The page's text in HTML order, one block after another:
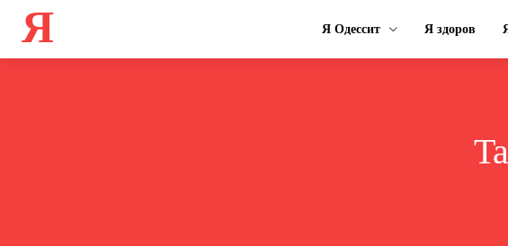
Я Я Одессит Я здоров